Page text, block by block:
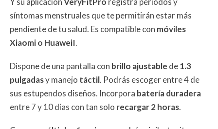
síntomas menstruales que te permitirán estar más
pendiente de tu salud. Es compatible con móviles
Xiaomi o HuaweiI.
Dispone de una pantalla con brillo ajustable de1.3
pulgadasy manejo táctil. Podrás escoger entre 4 de
sus estupendos diseños. Incorpora batería duradera
entre 7 y 10 días con tan solo recargar 2 horas.